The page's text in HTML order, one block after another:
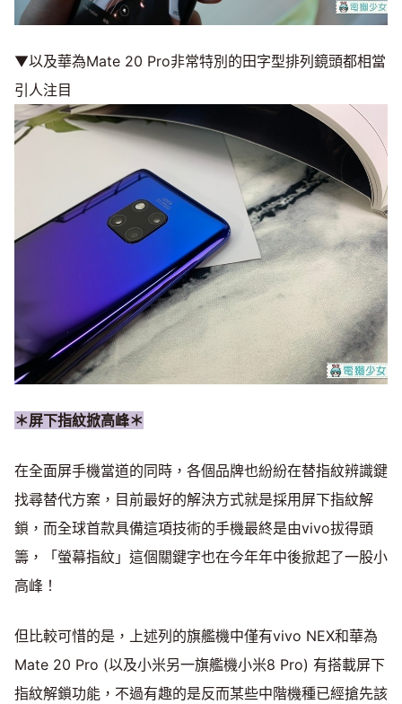
▼以及華為Mate 20 Pro非常特別的田字型排列鏡頭都相當
引人注目
＊屏下指紋掀高峰＊
在全面屏手機當道的同時，各個品牌也紛紛在替指紋辨識鍵
找尋替代方案，目前最好的解決方式就是採用屏下指紋解
鎖，而全球首款具備這項技術的手機最終是由vivo拔得頭
籌，「螢幕指紋」這個關鍵字也在今年年中後掀起了一股小
高峰！
但比較可惜的是，上述列的旗艦機中僅有vivo NEX和華為
Mate 20 Pro (以及小米另一旗艦機小米8 Pro) 有搭載屏下
指紋解鎖功能，不過有趣的是反而某些中階機種已經搶先該